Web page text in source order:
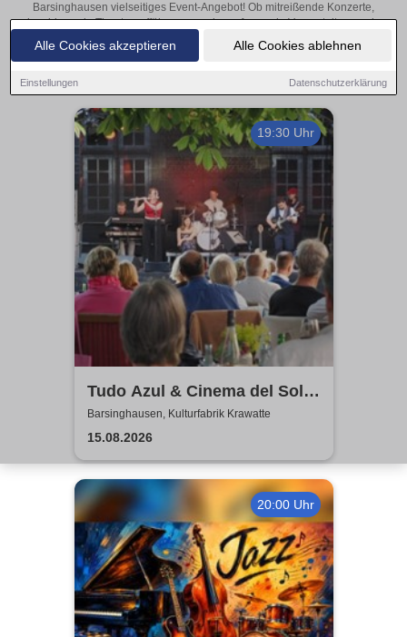
Alle Cookies akzeptieren Alle Cookies ablehnen
Einstellungen Datenschutzerklärung
Barsinghausen vielseitiges Event-Angebot! Ob mitreißende Konzerte,
inspirierende Theateraufführungen oder aufregende Veranstaltungen in
Barsinghausen – hier finden alles im Überblick und Tickets.
19:30 Uhr
Tudo Azul & Cinema del Sol:
Das tiefste Blau
Barsinghausen, Kulturfabrik Krawatte
15.08.2026
20:00 Uhr